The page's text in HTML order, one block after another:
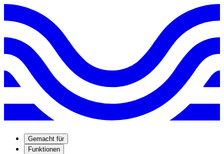
Gemacht für
Funktionen